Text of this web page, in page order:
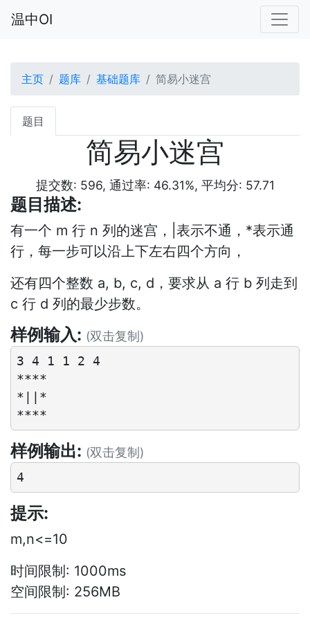
温中OI
主页 题库 基础题库 简易小迷宫
题目
简易小迷宫
提交数: 596, 通过率: 46.31%, 平均分: 57.71
题目描述:
有一个 m 行 n 列的迷宫，|表示不通，*表示通
行，每一步可以沿上下左右四个方向，
还有四个整数 a, b, c, d，要求从 a 行 b 列走到
c 行 d 列的最少步数。
样例输入: (双击复制)
3 4 1 1 2 4
****
*||*
样例输出: (双击复制)
提示:
m,n<=10
时间限制: 1000ms
空间限制: 256MB